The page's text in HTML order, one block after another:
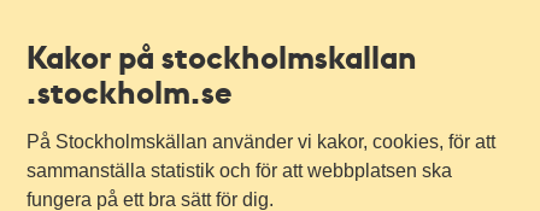
Kakor på stockholmskallan
.stockholm.se
På Stockholmskällan använder vi kakor, cookies, för att
sammanställa statistik och för att webbplatsen ska
fungera på ett bra sätt för dig.